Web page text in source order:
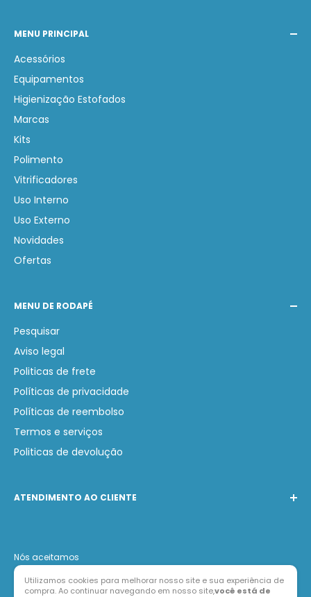
melhores produtos nacionais e internacionais de
Estética Automotiva. Nosso compromisso é auxiliar na
lucratividade.
MENU PRINCIPAL
Acessórios
Equipamentos
Higienização Estofados
Marcas
Kits
Polimento
Vitrificadores
Uso Interno
Uso Externo
Novidades
Ofertas
MENU DE RODAPÉ
Pesquisar
Aviso legal
Politicas de frete
Políticas de privacidade
Políticas de reembolso
Termos e serviços
Politicas de devolução
ATENDIMENTO AO CLIENTE
E-mail:contato@lojabarak.com.br
Nós aceitamos
Utilizamos cookies para melhorar nosso site e sua experiência de
compra. Ao continuar navegando em nosso site,você está de